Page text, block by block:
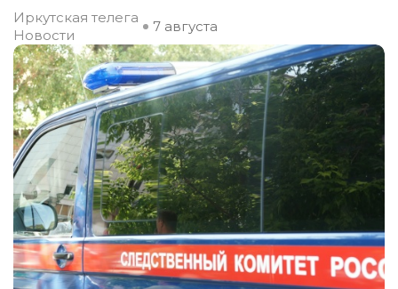
Иркутская телега
Новости
7 августа